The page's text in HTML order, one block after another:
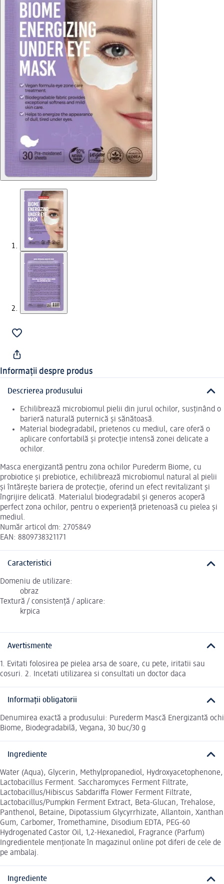
Informații despre produs
Descrierea produsului
Echilibrează microbiomul pielii din jurul ochilor, susținând o
barieră naturală puternică și sănătoasă.
Material biodegradabil, prietenos cu mediul, care oferă o
aplicare confortabilă și protecție intensă zonei delicate a
ochilor.
Masca energizantă pentru zona ochilor Purederm Biome, cu
probiotice și prebiotice, echilibrează microbiomul natural al pielii
și întărește bariera de protecție, oferind un efect revitalizant și
îngrijire delicată. Materialul biodegradabil și generos acoperă
perfect zona ochilor, pentru o experiență prietenoasă cu pielea și
mediul.
Număr articol dm: 2705849
EAN: 8809738321171
Caracteristici
Domeniu de utilizare:
obraz
Textură / consistență / aplicare:
krpica
Avertismente
1. Evitati folosirea pe pielea arsa de soare, cu pete, iritatii sau
cosuri. 2. Incetati utilizarea si consultati un doctor daca
Informații obligatorii
Denumirea exactă a produsului: Purederm Mască Energizantă ochi
Biome, Biodegradabilă, Vegana, 30 buc/30 g
Ingrediente
Water (Aqua), Glycerin, Methylpropanediol, Hydroxyacetophenone,
Lactobacillus Ferment. Saccharomyces Ferment Filtrate,
Lactobacillus/Hibiscus Sabdariffa Flower Ferment Filtrate,
Lactobacillus/Pumpkin Ferment Extract, Beta-Glucan, Trehalose,
Panthenol, Betaine, Dipotassium Glycyrrhizate, Allantoin, Xanthan
Gum, Carbomer, Tromethamine, Disodium EDTA, PEG-60
Hydrogenated Castor Oil, 1,2-Hexanediol, Fragrance (Parfum)
Ingredientele menționate în magazinul online pot diferi de cele de
pe ambalaj.
Ingrediente